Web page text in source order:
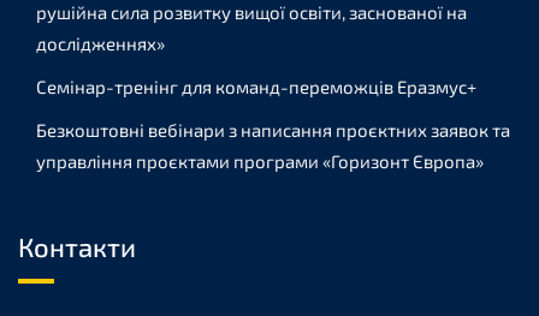
рушійна сила розвитку вищої освіти, заснованої на
дослідженнях»
Семінар-тренінг для команд-переможців Еразмус+
Безкоштовні вебінари з написання проєктних заявок та
управління проєктами програми «Горизонт Європа»
Контакти